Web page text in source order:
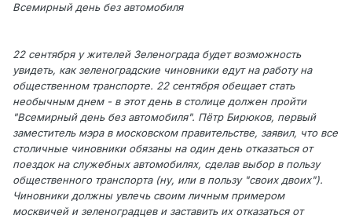
Всемирный день без автомобиля
22 сентября у жителей Зеленограда будет возможность
увидеть, как зеленоградские чиновники едут на работу на
общественном транспорте. 22 сентября обещает стать
необычным днем - в этот день в столице должен пройти
"Всемирный день без автомобиля". Пётр Бирюков, первый
заместитель мэра в московском правительстве, заявил, что все
столичные чиновники обязаны на один день отказаться от
поездок на служебных автомобилях, сделав выбор в пользу
общественного транспорта (ну, или в пользу "своих двоих").
Чиновники должны увлечь своим личным примером
москвичей и зеленоградцев и заставить их отказаться от